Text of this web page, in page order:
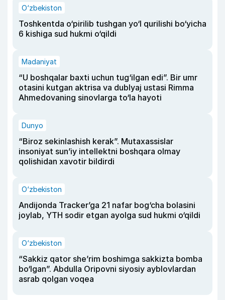
O‘zbekiston
Toshkentda o‘pirilib tushgan yo‘l qurilishi bo‘yicha
6 kishiga sud hukmi o‘qildi
Madaniyat
“U boshqalar baxti uchun tug‘ilgan edi”. Bir umr
otasini kutgan aktrisa va dublyaj ustasi Rimma
Ahmedovaning sinovlarga to‘la hayoti
Dunyo
“Biroz sekinlashish kerak”. Mutaxassislar
insoniyat sun’iy intellektni boshqara olmay
qolishidan xavotir bildirdi
O‘zbekiston
Andijonda Tracker’ga 21 nafar bog‘cha bolasini
joylab, YTH sodir etgan ayolga sud hukmi o‘qildi
O‘zbekiston
“Sakkiz qator she’rim boshimga sakkizta bomba
bo‘lgan”. Abdulla Oripovni siyosiy ayblovlardan
asrab qolgan voqea